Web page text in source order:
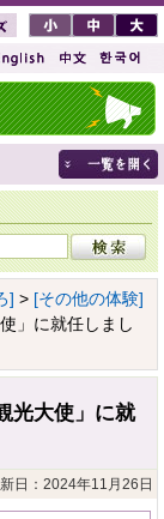
] > [その他の体験]
」に就任しまし
光大使」に就
日：2024年11月26日